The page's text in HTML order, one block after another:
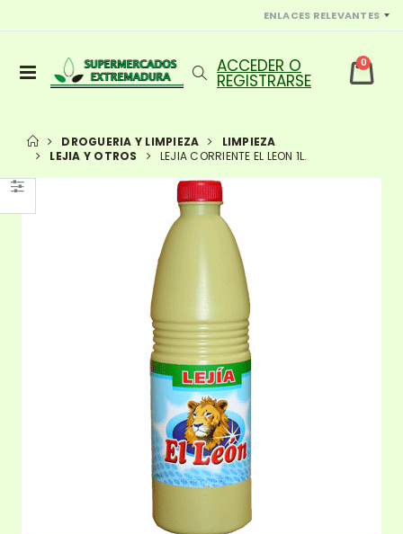
ENLACES RELEVANTES
0
DROGUERIA Y LIMPIEZA
LIMPIEZA
LEJIA Y OTROS
LEJIA CORRIENTE EL LEON 1L.